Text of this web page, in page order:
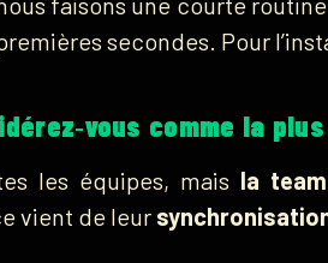
secondes. Pour
comme la
les équipes, mais la
vient de leur